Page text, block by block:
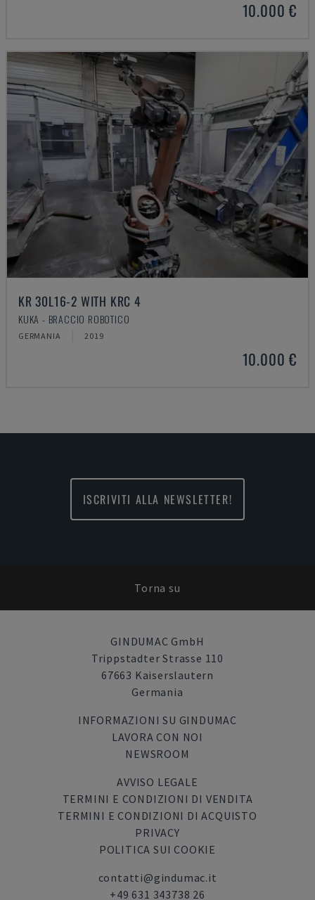
10.000 €
KR 30L16-2 WITH KRC 4
KUKA - BRACCIO ROBOTICO
GERMANIA 2019
10.000 €
ISCRIVITI ALLA NEWSLETTER!
Torna su
GINDUMAC GmbH
Trippstadter Strasse 110
67663 Kaiserslautern
Germania
INFORMAZIONI SU GINDUMAC
LAVORA CON NOI
NEWSROOM
AVVISO LEGALE
TERMINI E CONDIZIONI DI VENDITA
TERMINI E CONDIZIONI DI ACQUISTO
PRIVACY
POLITICA SUI COOKIE
contatti@gindumac.it
+49 631 343738 26